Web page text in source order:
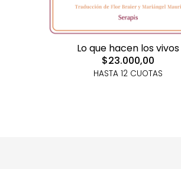
Lo que hacen los vivos
$23.000,00
HASTA 12 CUOTAS